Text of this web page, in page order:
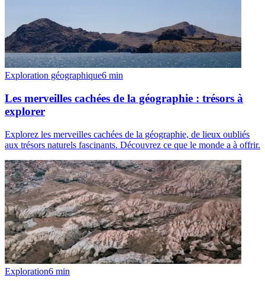
Exploration géographique6 min
Les merveilles cachées de la géographie : trésors à
explorer
Explorez les merveilles cachées de la géographie, de lieux oubliés
aux trésors naturels fascinants. Découvrez ce que le monde a à offrir.
Exploration6 min